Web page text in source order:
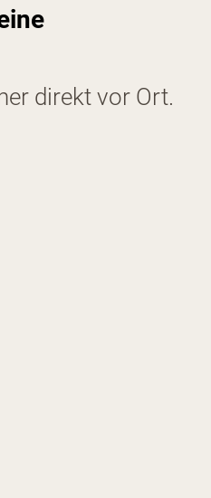
direkt vor Ort.